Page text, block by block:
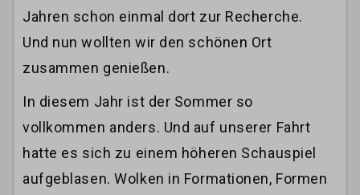
Jahren schon einmal dort zur Recherche.
Und nun wollten wir den schönen Ort
zusammen genießen.
In diesem Jahr ist der Sommer so
vollkommen anders. Und auf unserer Fahrt
hatte es sich zu einem höheren Schauspiel
aufgeblasen. Wolken in Formationen, Formen